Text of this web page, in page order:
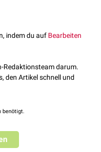
indem du auf Bearbeiten
Redaktionsteam darum.
den Artikel schnell und
benötigt.